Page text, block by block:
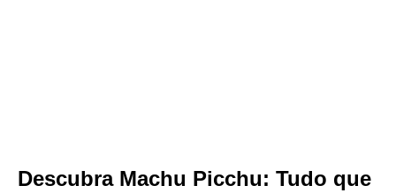
Descubra Machu Picchu: Tudo que